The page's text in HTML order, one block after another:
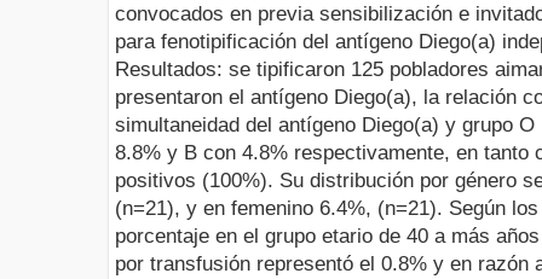
convocados en previa sensibilización e
para fenotipificación del antígeno Diego(a)
Resultados: se tipificaron 125 pobladores
presentaron el antígeno Diego(a), la relación
simultaneidad del antígeno Diego(a) y grupo
8.8% y B con 4.8% respectivamente, en tanto
positivos (100%). Su distribución por género
(n=21), y en femenino 6.4%, (n=21). Según
porcentaje en el grupo etario de 40 a más
por transfusión representó el 0.8% y en razón